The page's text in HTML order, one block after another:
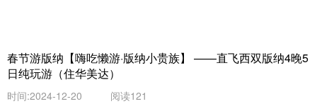
春节游版纳【嗨吃懒游·版纳小贵族】 ——直飞西双版纳4晚5
日纯玩游（住华美达）
时间:2024-12-20 阅读121